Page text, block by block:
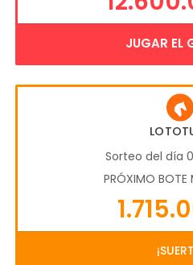
JUGAR EL
Sorteo del día
PRÓXIMO BOTE